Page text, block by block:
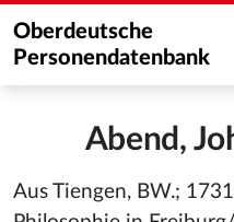
Oberdeutsche
Personendatenbank
Abend,
Aus Tiengen, BW.;